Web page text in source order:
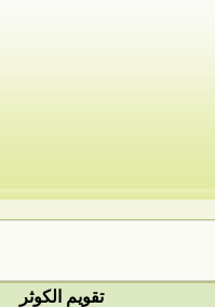
تقويم الكوثر